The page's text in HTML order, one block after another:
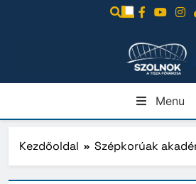
Menu
Kezdőoldal Szépkorúak